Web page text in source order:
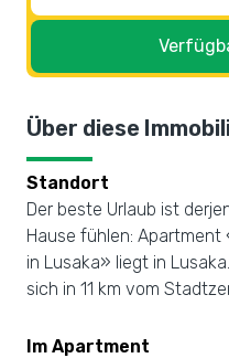
Über diese
Standort
Der beste Urlaub ist
Hause fühlen:
in Lusaka» liegt in
sich in 11 km vom
Im Apartment